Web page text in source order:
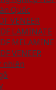
Quốc
VENEER
LAMINATE
MELAMINE
VENEER
nhiên